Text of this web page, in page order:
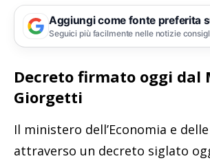
Aggiungi come fonte preferita
Seguici più facilmente nelle notizie
Decreto firmato oggi dal
Giorgetti
Il ministero dell’Economia e
attraverso un decreto siglato